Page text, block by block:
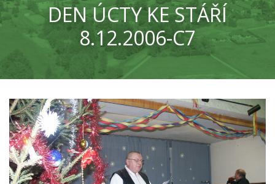
DEN ÚCTY KE STÁŘÍ
8.12.2006-C7